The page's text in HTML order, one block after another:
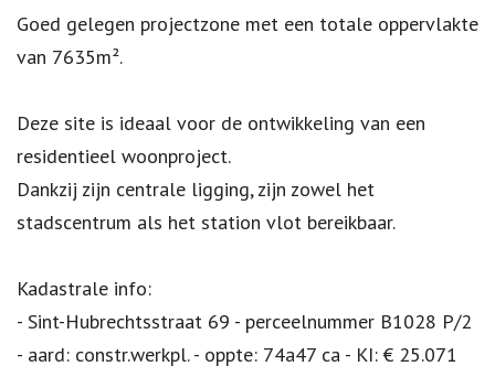
Goed gelegen projectzone met een totale oppervlakte
van 7635m².
Deze site is ideaal voor de ontwikkeling van een
residentieel woonproject.
Dankzij zijn centrale ligging, zijn zowel het
stadscentrum als het station vlot bereikbaar.
Kadastrale info:
- Sint-Hubrechtsstraat 69 - perceelnummer B1028 P/2
- aard: constr.werkpl. - oppte: 74a47 ca - KI: € 25.071